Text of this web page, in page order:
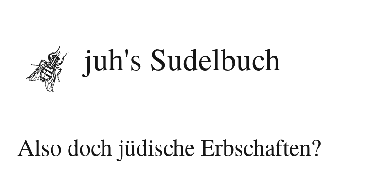
juh's Sudelbuch
Also doch jüdische Erbschaften?